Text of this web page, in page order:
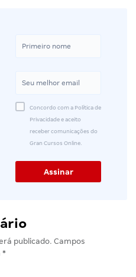
Concordo com a Política de
Privacidade e aceito
receber comunicações do
Gran Cursos Online.
publicado. Campos
*